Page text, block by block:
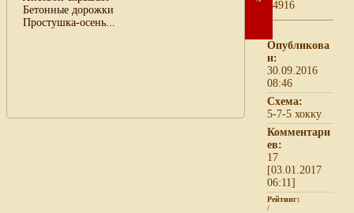
Бетонные дорожки
Простушка-осень...
4916
Опубликова
н:
30.09.2016
08:46
Схема:
5-7-5 хокку
Комментари
ев:
17
[03.01.2017
06:11]
Рейтинг:
/